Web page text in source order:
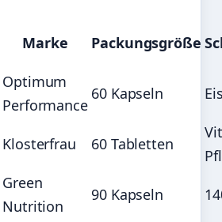
Marke Packungsgröße
Optimum
Performance
60 Kapseln
Klosterfrau 60 Tabletten
Green
Nutrition
90 Kapseln